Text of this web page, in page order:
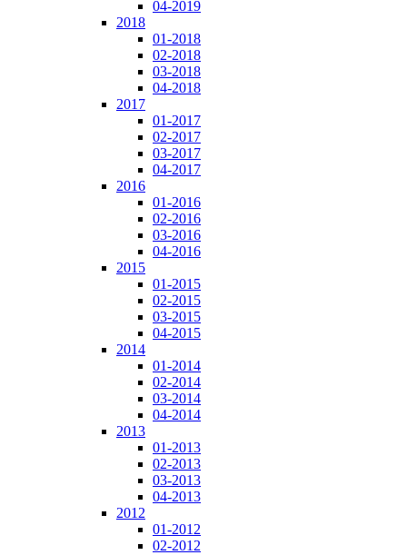
04-2019
2018
01-2018
02-2018
03-2018
04-2018
2017
01-2017
02-2017
03-2017
04-2017
2016
01-2016
02-2016
03-2016
04-2016
2015
01-2015
02-2015
03-2015
04-2015
2014
01-2014
02-2014
03-2014
04-2014
2013
01-2013
02-2013
03-2013
04-2013
2012
01-2012
02-2012